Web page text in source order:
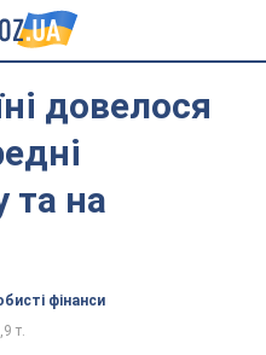
довелося
та на
фінанси
т.